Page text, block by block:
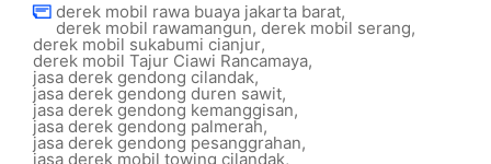
derek mobil rawa buaya jakarta barat,
derek mobil rawamangun, derek mobil serang,
derek mobil sukabumi cianjur,
derek mobil Tajur Ciawi Rancamaya,
jasa derek gendong cilandak,
jasa derek gendong duren sawit,
jasa derek gendong kemanggisan,
jasa derek gendong palmerah,
jasa derek gendong pesanggrahan,
jasa derek mobil towing cilandak,